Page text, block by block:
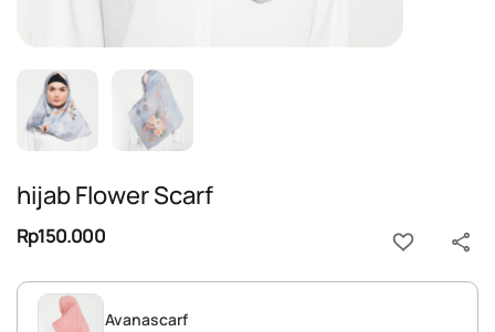
hijab Flower Scarf
Rp150.000
Avanascarf